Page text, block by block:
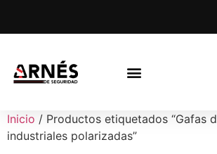
Inicio / Productos etiquetados “Gafas
industriales polarizadas”